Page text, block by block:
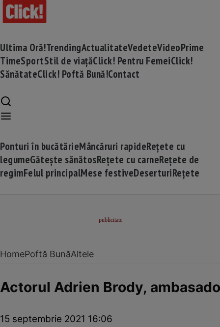
Ultima Oră!TrendingActualitateVedeteVideoPrime
TimeSportStil de viațăClick! Pentru FemeiClick!
SănătateClick! Poftă Bună!Contact
Ponturi în bucătărieMâncăruri rapideRețete cu
legumeGătește sănătosRețete cu carneRețete de
regimFelul principalMese festiveDeserturiRețete
HomePoftă BunăAltele
Actorul Adrien Brody,
15 septembrie 2021 16:06